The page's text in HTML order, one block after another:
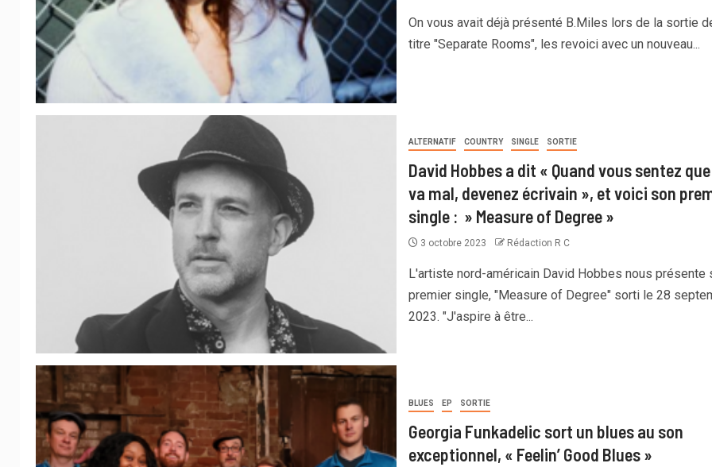
On vous avait déjà présenté B.Miles lors de la sortie
titre "Separate Rooms", les revoici avec un nouveau...
ALTERNATIF COUNTRY SINGLE SORTIE
David Hobbes a dit « Quand vous sentez
va mal, devenez écrivain », et voici son
single : » Measure of Degree »
3 octobre 2023 Rédaction R C
L'artiste nord-américain David Hobbes nous présente
premier single, "Measure of Degree" sorti le 28
2023. "J'aspire à être...
BLUES EP SORTIE
Georgia Funkadelic sort un blues au son
exceptionnel, « Feelin’ Good Blues »